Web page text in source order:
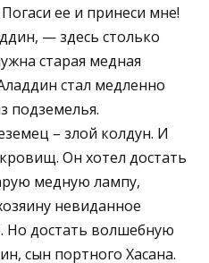
ее и принеси мне!
— здесь столько
старая медная
стал медленно
подземелья.
– злой колдун. И
Он хотел достать
медную лампу,
невиданное
Но достать волшебную
сын портного Хасана.